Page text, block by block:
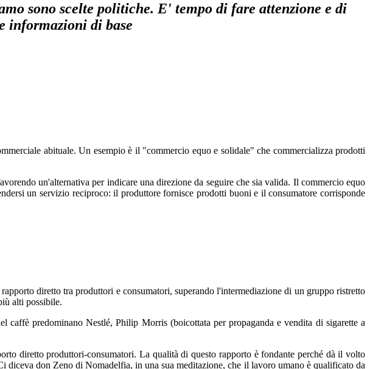
sono scelte politiche. E' tempo di fare attenzione e di
informazioni di base
abituale. Un esempio è il "commercio equo e solidale" che commercializza prodotti
un'alternativa per indicare una direzione da seguire che sia valida. Il commercio equo
un servizio reciproco: il produttore fornisce prodotti buoni e il consumatore corrisponde
diretto tra produttori e consumatori, superando l'intermediazione di un gruppo ristretto
alti possibile.
predominano Nestlé, Philip Morris (boicottata per propaganda e vendita di sigarette a
diretto produttori-consumatori. La qualità di questo rapporto è fondante perché dà il volto
don Zeno di Nomadelfia, in una sua meditazione, che il lavoro umano è qualificato da